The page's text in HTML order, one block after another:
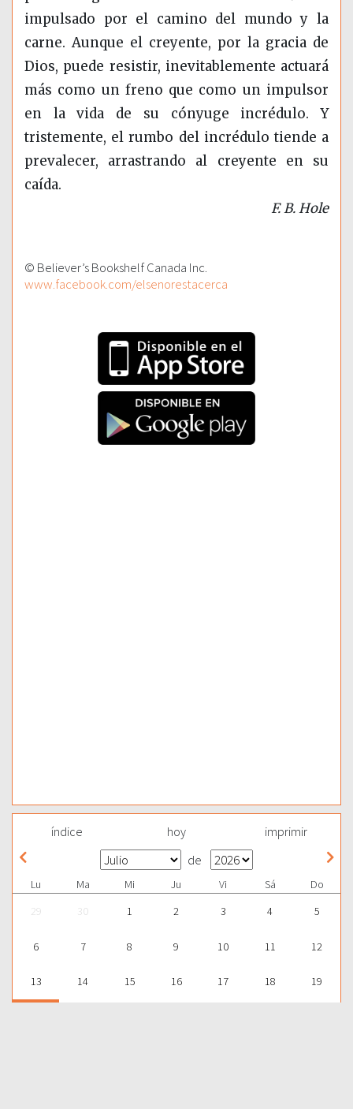
impulsado por el camino del mundo y la
carne. Aunque el creyente, por la gracia de
Dios, puede resistir, inevitablemente actuará
más como un freno que como un impulsor
en la vida de su cónyuge incrédulo. Y
tristemente, el rumbo del incrédulo tiende a
prevalecer, arrastrando al creyente en su
caída.
F. B. Hole
© Believer’s Bookshelf Canada Inc.
www.facebook.com/elsenorestacerca
índice hoy imprimir
de
Lu Ma Mi Ju Vi Sá
Do
29
30 1 2 3 4 5
6 7 8 9 10 11 12
13 14 15 16 17 18 19